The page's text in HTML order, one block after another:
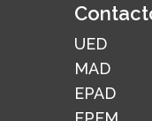
UED
MAD
EPAD